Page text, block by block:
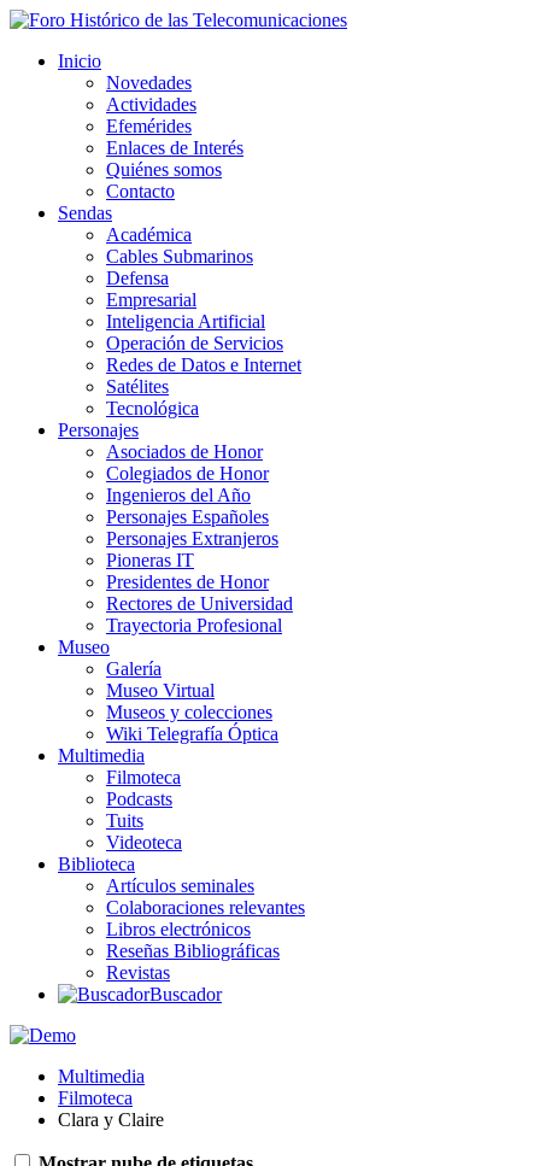
Inicio
Novedades
Actividades
Efemérides
Enlaces de Interés
Quiénes somos
Contacto
Sendas
Académica
Cables Submarinos
Defensa
Empresarial
Inteligencia Artificial
Operación de Servicios
Redes de Datos e Internet
Satélites
Tecnológica
Personajes
Asociados de Honor
Colegiados de Honor
Ingenieros del Año
Personajes Españoles
Personajes Extranjeros
Pioneras IT
Presidentes de Honor
Rectores de Universidad
Trayectoria Profesional
Museo
Galería
Museo Virtual
Museos y colecciones
Wiki Telegrafía Óptica
Multimedia
Filmoteca
Podcasts
Tuits
Videoteca
Biblioteca
Artículos seminales
Colaboraciones relevantes
Libros electrónicos
Reseñas Bibliográficas
Revistas
Buscador
Multimedia
Filmoteca
Clara y Claire